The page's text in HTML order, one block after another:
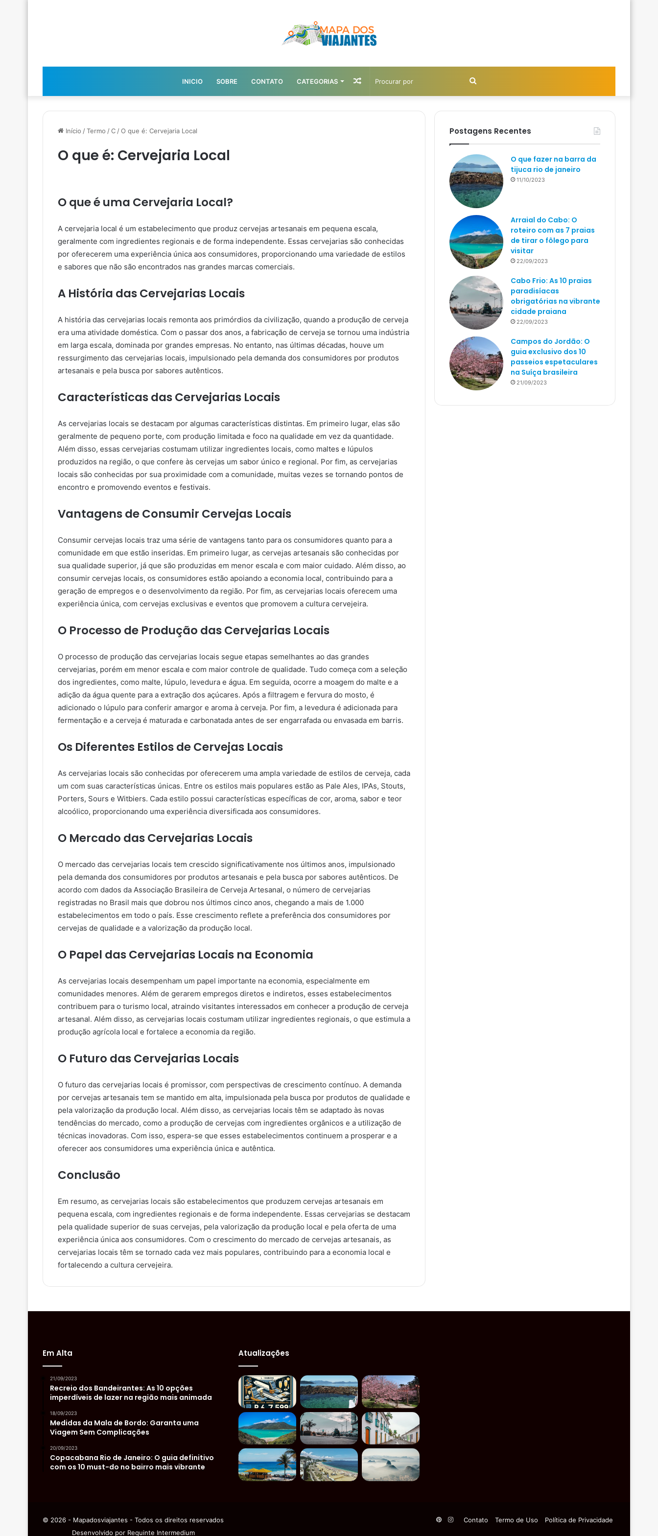
INICIO SOBRE CONTATO CATEGORIAS Procurar
por
Artigo
aleatório
Início /Termo /C /O que é: Cervejaria Local
O que é: Cervejaria Local
O que é uma Cervejaria Local?
A cervejaria local é um estabelecimento que produz cervejas artesanais em pequena escala,
geralmente com ingredientes regionais e de forma independente. Essas cervejarias são conhecidas
por oferecerem uma experiência única aos consumidores, proporcionando uma variedade de estilos
e sabores que não são encontrados nas grandes marcas comerciais.
A História das Cervejarias Locais
A história das cervejarias locais remonta aos primórdios da civilização, quando a produção de cerveja
era uma atividade doméstica. Com o passar dos anos, a fabricação de cerveja se tornou uma indústria
em larga escala, dominada por grandes empresas. No entanto, nas últimas décadas, houve um
ressurgimento das cervejarias locais, impulsionado pela demanda dos consumidores por produtos
artesanais e pela busca por sabores autênticos.
Características das Cervejarias Locais
As cervejarias locais se destacam por algumas características distintas. Em primeiro lugar, elas são
geralmente de pequeno porte, com produção limitada e foco na qualidade em vez da quantidade.
Além disso, essas cervejarias costumam utilizar ingredientes locais, como maltes e lúpulos
produzidos na região, o que confere às cervejas um sabor único e regional. Por fim, as cervejarias
locais são conhecidas por sua proximidade com a comunidade, muitas vezes se tornando pontos de
encontro e promovendo eventos e festivais.
Vantagens de Consumir Cervejas Locais
Consumir cervejas locais traz uma série de vantagens tanto para os consumidores quanto para a
comunidade em que estão inseridas. Em primeiro lugar, as cervejas artesanais são conhecidas por
sua qualidade superior, já que são produzidas em menor escala e com maior cuidado. Além disso, ao
consumir cervejas locais, os consumidores estão apoiando a economia local, contribuindo para a
geração de empregos e o desenvolvimento da região. Por fim, as cervejarias locais oferecem uma
experiência única, com cervejas exclusivas e eventos que promovem a cultura cervejeira.
O Processo de Produção das Cervejarias Locais
O processo de produção das cervejarias locais segue etapas semelhantes ao das grandes
cervejarias, porém em menor escala e com maior controle de qualidade. Tudo começa com a seleção
dos ingredientes, como malte, lúpulo, levedura e água. Em seguida, ocorre a moagem do malte e a
adição da água quente para a extração dos açúcares. Após a filtragem e fervura do mosto, é
adicionado o lúpulo para conferir amargor e aroma à cerveja. Por fim, a levedura é adicionada para
fermentação e a cerveja é maturada e carbonatada antes de ser engarrafada ou envasada em barris.
Os Diferentes Estilos de Cervejas Locais
As cervejarias locais são conhecidas por oferecerem uma ampla variedade de estilos de cerveja, cada
um com suas características únicas. Entre os estilos mais populares estão as Pale Ales, IPAs, Stouts,
Porters, Sours e Witbiers. Cada estilo possui características específicas de cor, aroma, sabor e teor
alcoólico, proporcionando uma experiência diversificada aos consumidores.
O Mercado das Cervejarias Locais
O mercado das cervejarias locais tem crescido significativamente nos últimos anos, impulsionado
pela demanda dos consumidores por produtos artesanais e pela busca por sabores autênticos. De
acordo com dados da Associação Brasileira de Cerveja Artesanal, o número de cervejarias
registradas no Brasil mais que dobrou nos últimos cinco anos, chegando a mais de 1.000
estabelecimentos em todo o país. Esse crescimento reflete a preferência dos consumidores por
cervejas de qualidade e a valorização da produção local.
O Papel das Cervejarias Locais na Economia
As cervejarias locais desempenham um papel importante na economia, especialmente em
comunidades menores. Além de gerarem empregos diretos e indiretos, esses estabelecimentos
contribuem para o turismo local, atraindo visitantes interessados em conhecer a produção de cerveja
artesanal. Além disso, as cervejarias locais costumam utilizar ingredientes regionais, o que estimula a
produção agrícola local e fortalece a economia da região.
O Futuro das Cervejarias Locais
O futuro das cervejarias locais é promissor, com perspectivas de crescimento contínuo. A demanda
por cervejas artesanais tem se mantido em alta, impulsionada pela busca por produtos de qualidade e
pela valorização da produção local. Além disso, as cervejarias locais têm se adaptado às novas
tendências do mercado, como a produção de cervejas com ingredientes orgânicos e a utilização de
técnicas inovadoras. Com isso, espera-se que esses estabelecimentos continuem a prosperar e a
oferecer aos consumidores uma experiência única e autêntica.
Conclusão
Em resumo, as cervejarias locais são estabelecimentos que produzem cervejas artesanais em
pequena escala, com ingredientes regionais e de forma independente. Essas cervejarias se destacam
pela qualidade superior de suas cervejas, pela valorização da produção local e pela oferta de uma
experiência única aos consumidores. Com o crescimento do mercado de cervejas artesanais, as
cervejarias locais têm se tornado cada vez mais populares, contribuindo para a economia local e
fortalecendo a cultura cervejeira.
Postagens Recentes
O que fazer na barra da
tijuca rio de janeiro
11/10/2023
Arraial do Cabo: O
roteiro com as 7 praias
de tirar o fôlego para
visitar
22/09/2023
Cabo Frio: As 10 praias
paradisíacas
obrigatórias na vibrante
cidade praiana
22/09/2023
Campos do Jordão: O
guia exclusivo dos 10
passeios espetaculares
na Suíça brasileira
21/09/2023
Em Alta
21/09/2023
Recreio dos Bandeirantes: As 10 opções
imperdíveis de lazer na região mais animada
18/09/2023
Medidas da Mala de Bordo: Garanta uma
Viagem Sem Complicações
20/09/2023
Copacabana Rio de Janeiro: O guia definitivo
com os 10 must-do no bairro mais vibrante
Atualizações
© 2026 - Mapadosviajantes - Todos os direitos reservados
Desenvolvido por Requinte Intermedium
Contato Termo de Uso Política de Privacidade
Pinterest
Instagram